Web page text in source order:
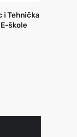
i Tehnička
škole